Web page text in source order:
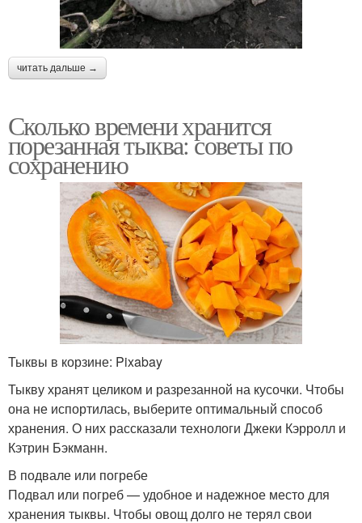
читать дальше →
Сколько времени хранится
порезанная тыква: советы по
сохранению
Тыквы в корзине: Pixabay
Тыкву хранят целиком и разрезанной на кусочки. Чтобы
она не испортилась, выберите оптимальный способ
хранения. О них рассказали технологи Джеки Кэрролл и
Кэтрин Бэкманн.
В подвале или погребе
Подвал или погреб — удобное и надежное место для
хранения тыквы. Чтобы овощ долго не терял свои